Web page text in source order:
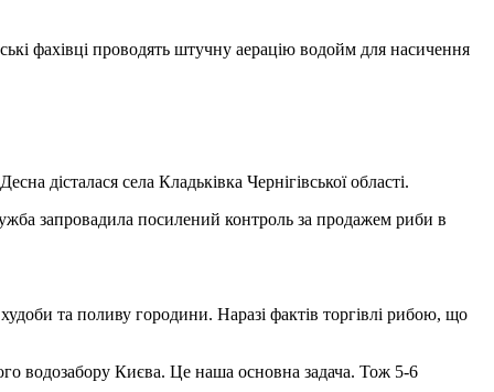
фахівці проводять штучну аерацію водойм для насичення
дісталася села Кладьківка Чернігівської області.
запровадила посилений контроль за продажем риби в
та поливу городини. Наразі фактів торгівлі рибою, що
водозабору Києва. Це наша основна задача. Тож 5-6